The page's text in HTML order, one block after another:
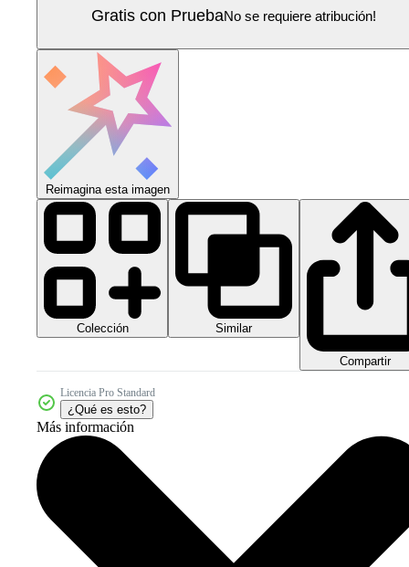
Gratis con PruebaNo se requiere atribución!
Reimagina esta imagen
Colección Similar
Compartir
Licencia Pro Standard
¿Qué es esto?
Más información